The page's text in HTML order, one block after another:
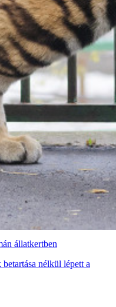
állatkertben
nélkül lépett a